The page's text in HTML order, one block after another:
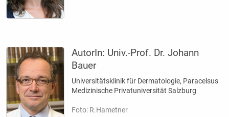
AutorIn: Univ.-Prof. Dr. Johann
Bauer
Universitätsklinik für Dermatologie, Paracelsus
­Medizinische Privatuniversität Salzburg
Foto: R.Hametner